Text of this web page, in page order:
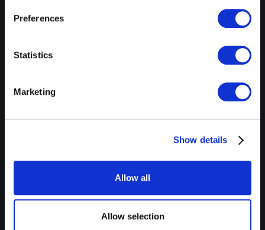
Preferences
Statistics
Marketing
Show details
Allow all
Allow selection
I nostri consigli
FAQ
DICHIARAZIONE D'IMPOSTA PER